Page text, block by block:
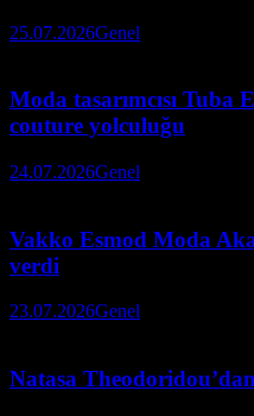
25.07.2026Genel
Moda tasarımcısı Tuba
couture yolculuğu
24.07.2026Genel
Vakko Esmod Moda
verdi
23.07.2026Genel
Natasa